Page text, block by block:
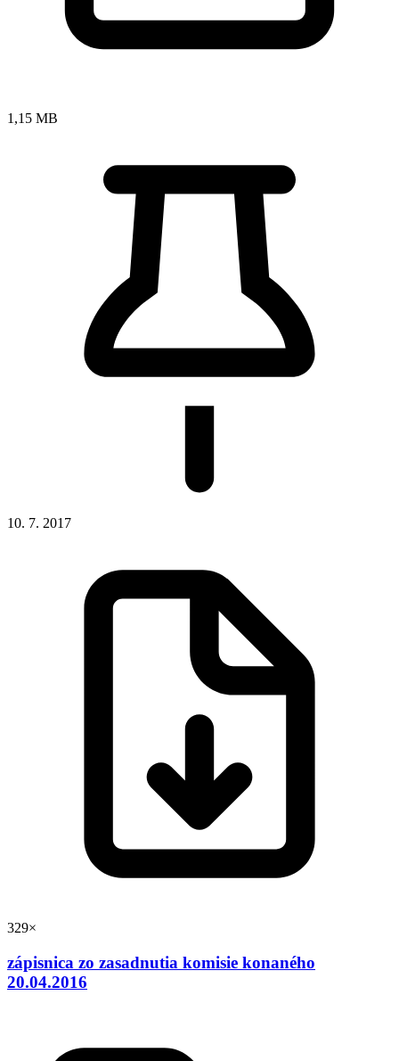
1,15 MB
10. 7. 2017
329×
zápisnica zo zasadnutia komisie konaného
20.04.2016